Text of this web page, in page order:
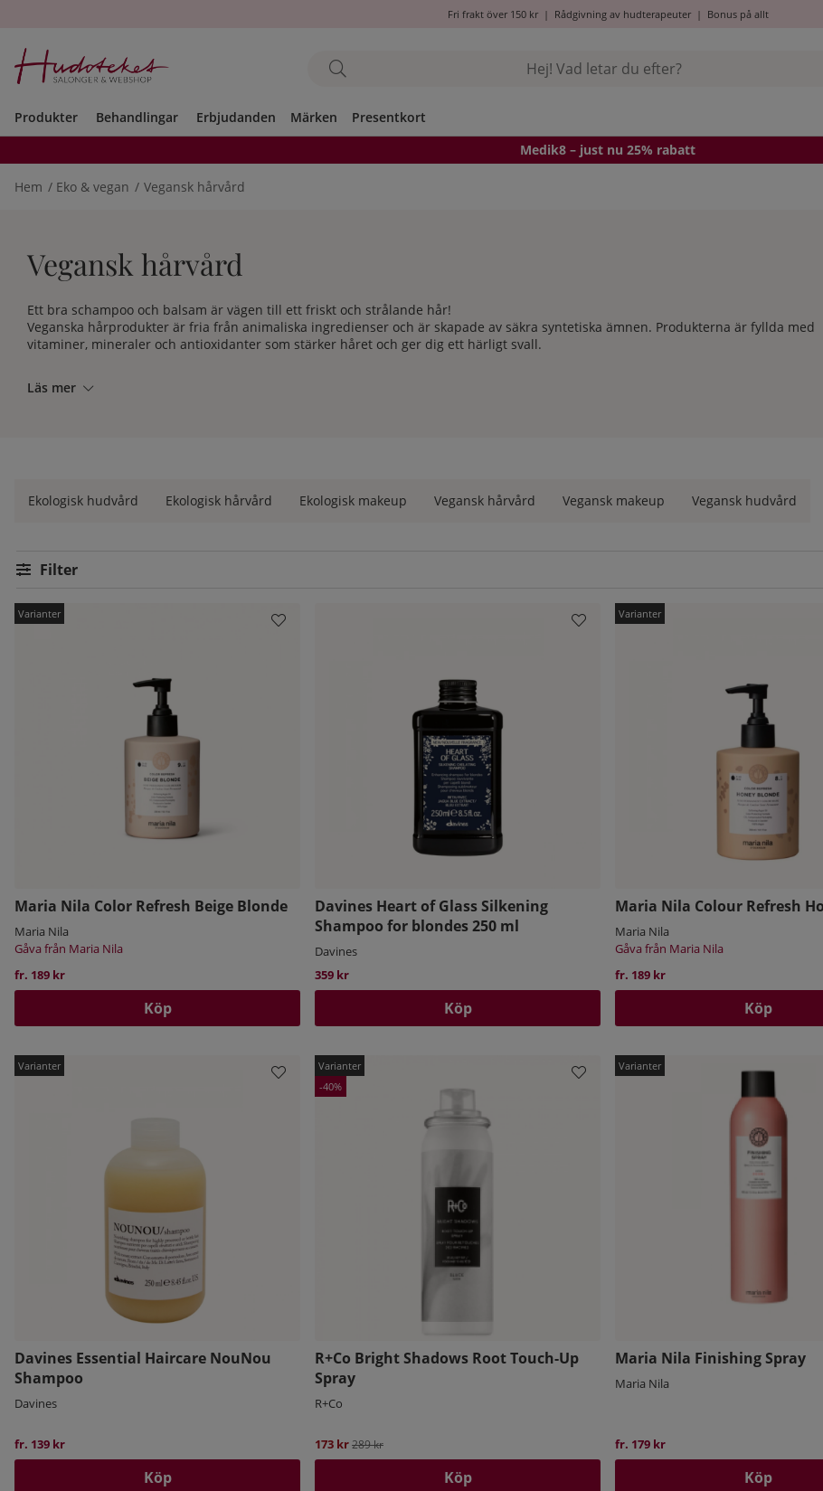
Fri frakt över 150 kr| Rådgivning av hudterapeuter| Bonus på allt
Produkter Behandlingar Erbjudanden Märken Presentkort
Medik8 – just nu 25% rabatt
Hem Eko & vegan Vegansk hårvård
Vegansk hårvård
Ett bra schampoo och balsam är vägen till ett friskt och strålande hår!
Veganska hårprodukter är fria från animaliska ingredienser och är skapade av säkra syntetiska ämnen. Produkterna är fyllda med
vitaminer, mineraler och antioxidanter som stärker håret och ger dig ett härligt svall.
Veganvänliga hårvårdsprodukter kan tyckas svåra att finna - tills nu. Här har vi sammanställt vårt utbud så att du kan välja och
Läs mer
Ekologisk hudvård Ekologisk hårvård Ekologisk makeup Vegansk hårvård Vegansk makeup Vegansk hudvård
Filtrera
Produkter
Maria Nila Color Refresh Beige Blonde
Maria Nila
Gåva från Maria Nila
fr. 189 kr
Köp
Davines Heart of Glass Silkening
Shampoo for blondes 250 ml
Davines
359 kr
Köp
Maria Nila Colour Refresh
Maria Nila
Gåva från Maria Nila
fr. 189 kr
Köp
Davines Essential Haircare NouNou
Shampoo
Davines
fr. 139 kr
Köp
40
R+Co Bright Shadows Root Touch-Up
Spray
R+Co
173 krOrdinarie pris:
289 kr
Köp
Maria Nila Finishing Spray
Maria Nila
fr. 179 kr
Köp